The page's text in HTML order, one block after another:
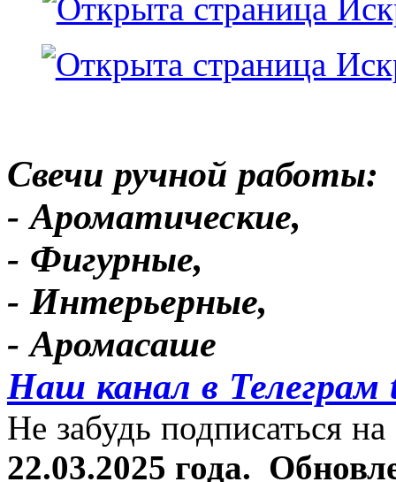
Свечи ручной работы:
- Ароматические,
- Фигурные,
- Интерьерные,
- Аромасаше
Наш канал в Телеграм
Не забудь подписаться
22.03.2025 года.